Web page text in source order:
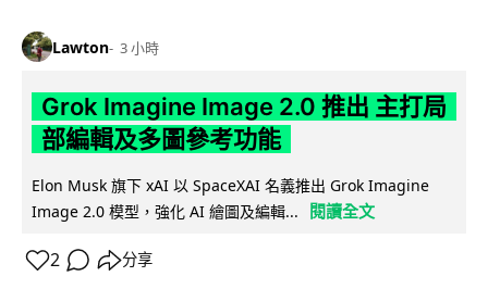
Lawton 3 小時
Grok Imagine Image 2.0 推出 主打局
部編輯及多圖參考功能
Elon Musk 旗下 xAI 以 SpaceXAI 名義推出 Grok Imagine
Image 2.0 模型，強化 AI 繪圖及編輯...
閱讀全文
2 分享